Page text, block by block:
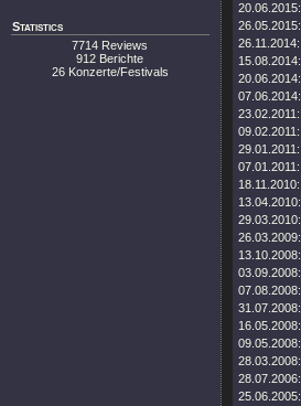
Statistics
7714 Reviews
912 Berichte
26 Konzerte/Festivals
20.06.2015:
26.05.2015:
26.11.2014:
15.08.2014:
20.06.2014:
07.06.2014:
23.02.2011:
09.02.2011:
29.01.2011:
07.01.2011:
18.11.2010:
13.04.2010:
29.03.2010:
26.03.2009:
13.10.2008:
03.09.2008:
07.08.2008:
31.07.2008:
16.05.2008:
09.05.2008:
28.03.2008:
28.07.2006:
25.06.2005: